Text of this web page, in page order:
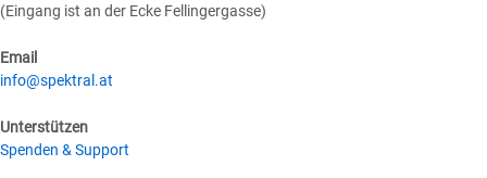
(Eingang ist an der Ecke Fellingergasse)
Email
info@spektral.at
Unterstützen
Spenden & Support